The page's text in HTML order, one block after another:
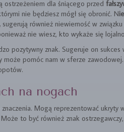
ostrzeżeniem dla śniącego przed
nie będziesz mógł się obronić. N
sugerują również niewierność w
nie wiesz, kto wykaże się
pozytywny znak. Sugeruje on
pomóc nam w sferze
na nogach
Mogą reprezentować ukryty
to być również znak